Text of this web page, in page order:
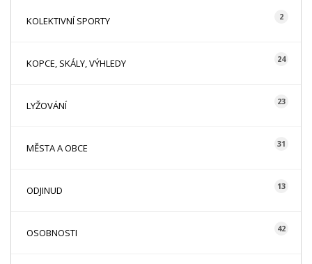
KOLEKTIVNÍ SPORTY 2
KOPCE, SKÁLY, VÝHLEDY 24
LYŽOVÁNÍ 23
MĚSTA A OBCE 31
ODJINUD 13
OSOBNOSTI 42